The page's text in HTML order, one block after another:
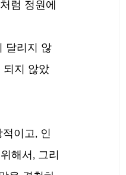
럼 정원에
달리지 않
되지 않았
이고, 인
해서, 그리